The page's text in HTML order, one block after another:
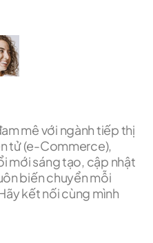
mê với ngành tiếp thị
tử (e-Commerce),
mới sáng tạo, cập nhật
biến chuyển mỗi
kết nối cùng mình